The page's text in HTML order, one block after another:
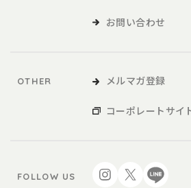
お問い合わせ
OTHER メルマガ登録
コーポレートサイ
FOLLOW US